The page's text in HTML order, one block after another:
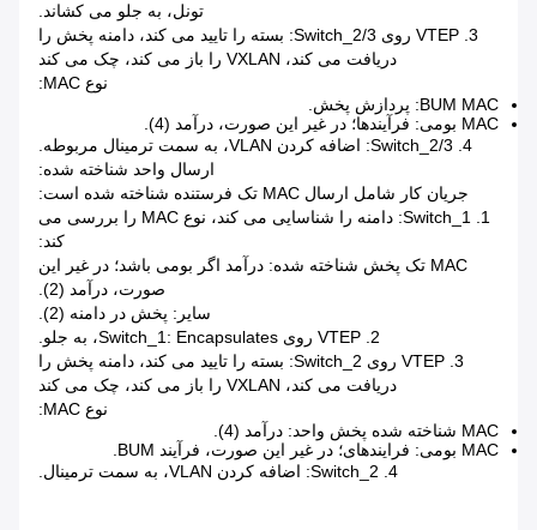
تونل، به جلو می کشاند.
3. VTEP روی Switch_2/3: بسته را تایید می کند، دامنه پخش را
دریافت می کند، VXLAN را باز می کند، چک می کند
نوع MAC:
BUM MAC: پردازش پخش.
MAC بومی: فرآیندها؛ در غیر این صورت، درآمد (4).
4. Switch_2/3: اضافه کردن VLAN، به سمت ترمینال مربوطه.
ارسال واحد شناخته شده:
جریان کار شامل ارسال MAC تک فرستنده شناخته شده است:
1. Switch_1: دامنه را شناسایی می کند، نوع MAC را بررسی می
کند:
MAC تک پخش شناخته شده: درآمد اگر بومی باشد؛ در غیر این
صورت، درآمد (2).
سایر: پخش در دامنه (2).
2. VTEP روی Switch_1: Encapsulates، به جلو.
3. VTEP روی Switch_2: بسته را تایید می کند، دامنه پخش را
دریافت می کند، VXLAN را باز می کند، چک می کند
نوع MAC:
MAC شناخته شده پخش واحد: درآمد (4).
MAC بومی: فرایندهای؛ در غیر این صورت، فرآیند BUM.
4. Switch_2: اضافه کردن VLAN، به سمت ترمینال.